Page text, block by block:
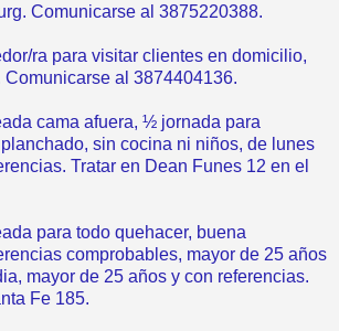
Comunicarse al 3875220388.
ra para visitar clientes en domicilio,
Comunicarse al 3874404136.
cama afuera, ½ jornada para
sin cocina ni niños, de lunes
Tratar en Dean Funes 12 en el
para todo quehacer, buena
comprobables, mayor de 25 años
mayor de 25 años y con referencias.
Fe 185.